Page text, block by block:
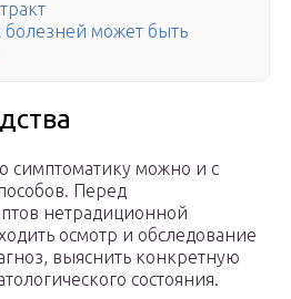
может быть
симптоматику можно и с
Перед
нетрадиционной
осмотр и обследование
выяснить конкретную
состояния.